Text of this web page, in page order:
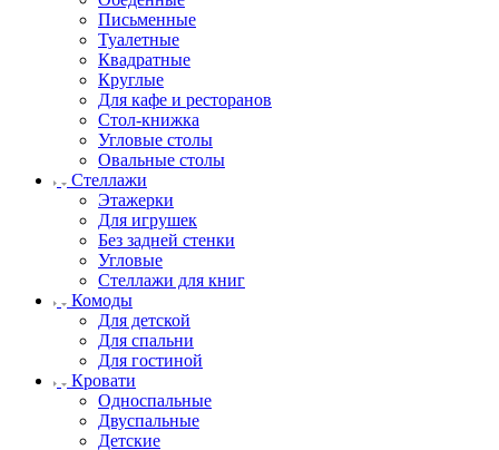
Письменные
Туалетные
Квадратные
Круглые
Для кафе и ресторанов
Стол-книжка
Угловые столы
Овальные столы
Стеллажи
Этажерки
Для игрушек
Без задней стенки
Угловые
Стеллажи для книг
Комоды
Для детской
Для спальни
Для гостиной
Кровати
Односпальные
Двуспальные
Детские